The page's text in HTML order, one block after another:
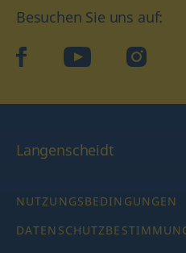
Besuchen Sie uns auf:
facebookYouTube
Langenscheidt
NUTZUNGSBEDINGUNGEN